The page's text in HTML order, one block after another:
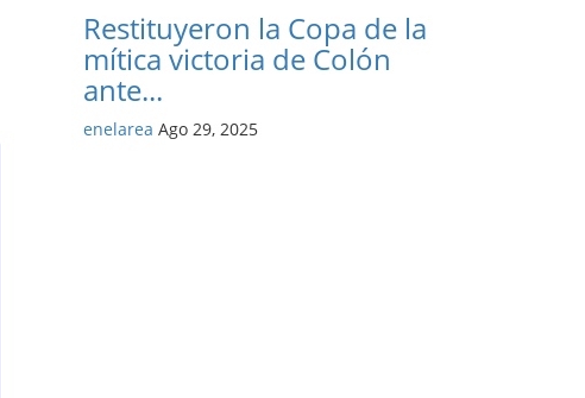
Restituyeron la Copa de la
mítica victoria de Colón
ante...
enelarea Ago 29, 2025